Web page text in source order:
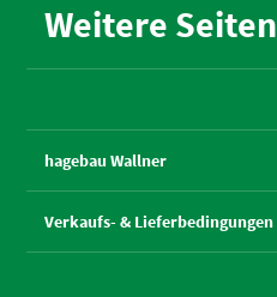
Weitere Seiten
hagebau Wallner
Verkaufs- & Liefer­bedingungen